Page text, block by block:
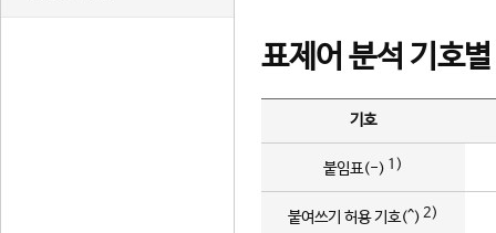
표제어 분석 기호
기호
붙임표(-) 1)
붙여쓰기 허용 기호(^) 2)